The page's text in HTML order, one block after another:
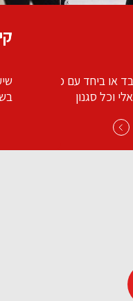
עם מוזיקה,